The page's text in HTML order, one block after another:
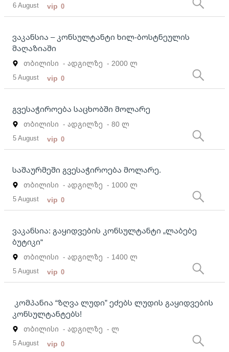
6 August vip 0
ვაკანსია – კონსულტანტი ხილ-ბოსტნეულის
მაღაზიაში
თბილისი - ადგილზე - 2000 ლ
5 August vip 0
გვესაჭიროება საცხობში მოლარე
თბილისი - ადგილზე - 80 ლ
5 August vip 0
საშაურმეში გვესაჭიროება მოლარე.
თბილისი - ადგილზე - 1000 ლ
5 August vip 0
ვაკანსია: გაყიდვების კონსულტანტი „ლაბებე
ბუტიკი“
თბილისი - ადგილზე - 1400 ლ
5 August vip 0
კომპანია “ზღვა ლუდი” ეძებს ლუდის გაყიდვების
კონსულტანტებს!
თბილისი - ადგილზე - ლ
5 August vip 0